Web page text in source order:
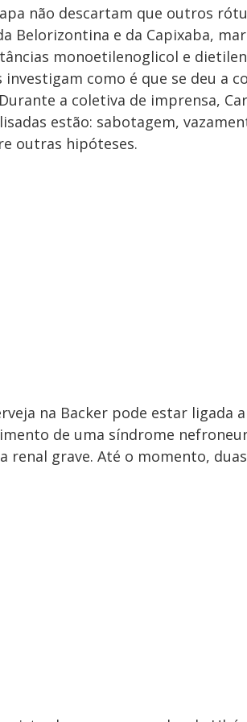
d
e
o
não descartam que outros
Belorizontina e da Capixaba,
monoetilenoglicol e
como é que se deu a
a coletiva de imprensa,
estão: sabotagem,
outras hipóteses.
na Backer pode estar ligada a
de uma síndrome
renal grave. Até o momento,